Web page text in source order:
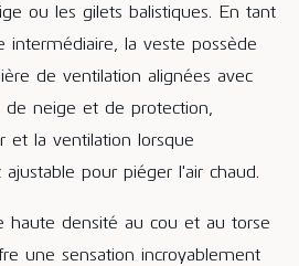
ou les gilets balistiques. En tant
intermédiaire, la veste possède
de ventilation alignées avec
neige et de protection,
et la ventilation lorsque
pour piéger l'air chaud.
haute densité au cou et au torse
une sensation incroyablement